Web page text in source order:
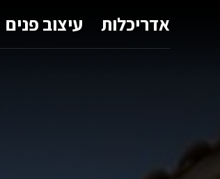
אדריכלות עיצוב פנים